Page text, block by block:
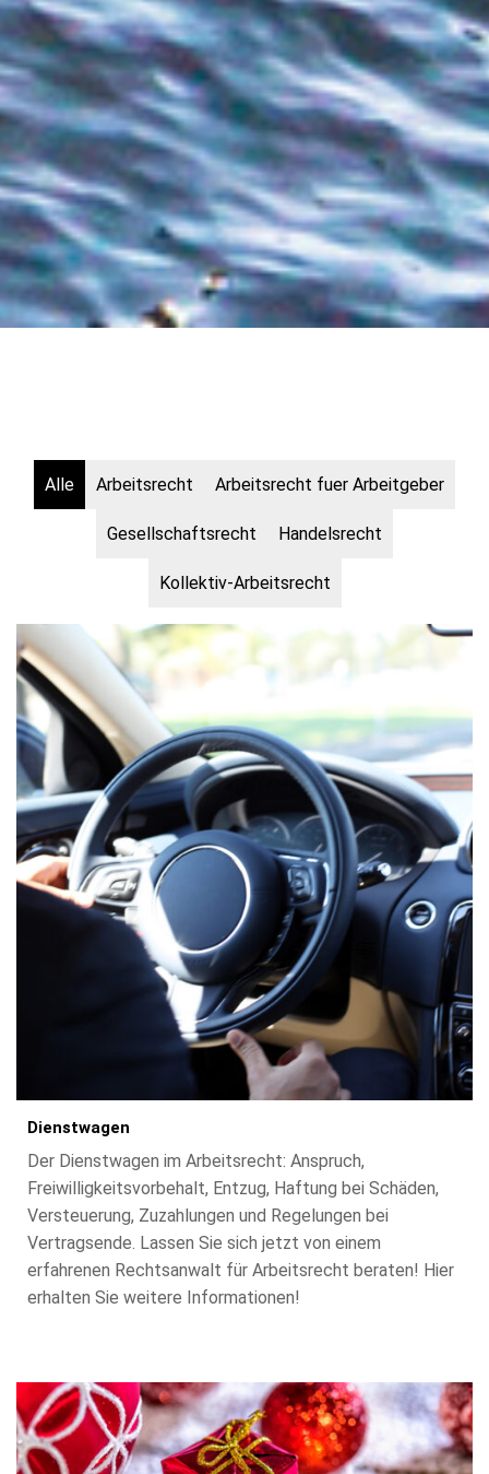
Alle Arbeitsrecht Arbeitsrecht fuer Arbeitgeber
Gesellschaftsrecht Handelsrecht
Kollektiv-Arbeitsrecht
Dienstwagen
Der Dienstwagen im Arbeitsrecht: Anspruch,
Freiwilligkeitsvorbehalt, Entzug, Haftung bei Schäden,
Versteuerung, Zuzahlungen und Regelungen bei
Vertragsende. Lassen Sie sich jetzt von einem
erfahrenen Rechtsanwalt für Arbeitsrecht beraten! Hier
erhalten Sie weitere Informationen!